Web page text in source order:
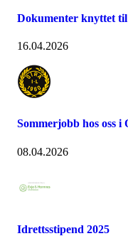
Dokumenter knyttet
16.04.2026
Sommerjobb hos oss
08.04.2026
Idrettsstipend 2025